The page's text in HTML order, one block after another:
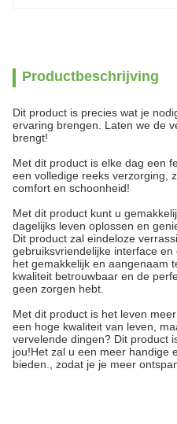
Productbeschrijving
Dit product is precies wat je
ervaring brengen. Laten we de
brengt!
Met dit product is elke dag een
een volledige reeks verzorging,
comfort en schoonheid!
Met dit product kunt u
dagelijks leven oplossen en
Dit product zal eindeloze
gebruiksvriendelijke interface
het gemakkelijk en aangenaam
kwaliteit betrouwbaar en de
geen zorgen hebt.
Met dit product is het leven
een hoge kwaliteit van leven,
vervelende dingen? Dit product
jou!Het zal u een meer handige
bieden., zodat je je meer